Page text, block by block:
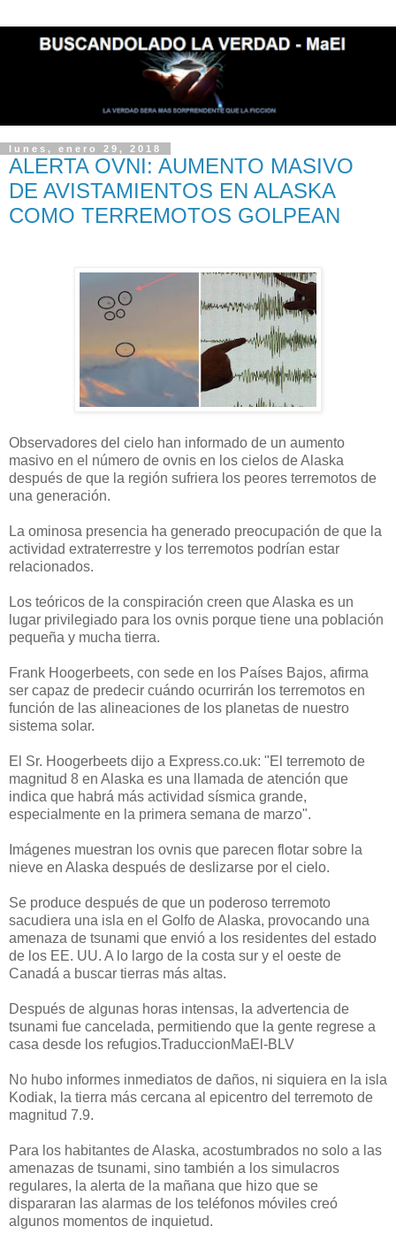
lunes, enero 29, 2018
ALERTA OVNI: AUMENTO MASIVO
DE AVISTAMIENTOS EN ALASKA
COMO TERREMOTOS GOLPEAN
Observadores del cielo han informado de un aumento
masivo en el número de ovnis en los cielos de Alaska
después de que la región sufriera los peores terremotos de
una generación.
La ominosa presencia ha generado preocupación de que la
actividad extraterrestre y los terremotos podrían estar
relacionados.
Los teóricos de la conspiración creen que Alaska es un
lugar privilegiado para los ovnis porque tiene una población
pequeña y mucha tierra.
Frank Hoogerbeets, con sede en los Países Bajos, afirma
ser capaz de predecir cuándo ocurrirán los terremotos en
función de las alineaciones de los planetas de nuestro
sistema solar.
El Sr. Hoogerbeets dijo a Express.co.uk: "El terremoto de
magnitud 8 en Alaska es una llamada de atención que
indica que habrá más actividad sísmica grande,
especialmente en la primera semana de marzo".
Imágenes muestran los ovnis que parecen flotar sobre la
nieve en Alaska después de deslizarse por el cielo.
Se produce después de que un poderoso terremoto
sacudiera una isla en el Golfo de Alaska, provocando una
amenaza de tsunami que envió a los residentes del estado
de los EE. UU. A lo largo de la costa sur y el oeste de
Canadá a buscar tierras más altas.
Después de algunas horas intensas, la advertencia de
tsunami fue cancelada, permitiendo que la gente regrese a
casa desde los refugios.TraduccionMaEl-BLV
No hubo informes inmediatos de daños, ni siquiera en la isla
Kodiak, la tierra más cercana al epicentro del terremoto de
magnitud 7.9.
Para los habitantes de Alaska, acostumbrados no solo a las
amenazas de tsunami, sino también a los simulacros
regulares, la alerta de la mañana que hizo que se
dispararan las alarmas de los teléfonos móviles creó
algunos momentos de inquietud.